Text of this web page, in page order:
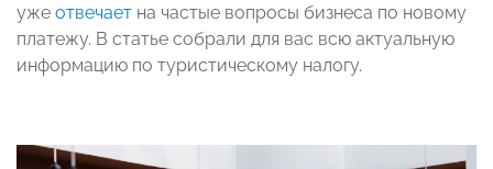
уже отвечает на частые вопросы бизнеса по новому
платежу. В статье собрали для вас всю актуальную
информацию по туристическому налогу.